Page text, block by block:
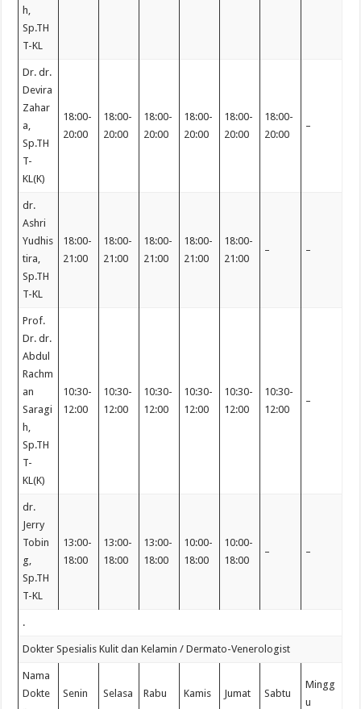
h,
Sp.TH
T-KL
Dr. dr.
Devira
Zahar
a,
Sp.TH
T-
KL(K)
18:00-
20:00
18:00-
20:00
18:00-
20:00
18:00-
20:00
18:00-
20:00
18:00-
20:00
–
dr.
Ashri
Yudhis
tira,
Sp.TH
T-KL
18:00-
21:00
18:00-
21:00
18:00-
21:00
18:00-
21:00
18:00-
21:00
– –
Prof.
Dr. dr.
Abdul
Rachm
an
Saragi
h,
Sp.TH
T-
KL(K)
10:30-
12:00
10:30-
12:00
10:30-
12:00
10:30-
12:00
10:30-
12:00
10:30-
12:00
–
dr.
Jerry
Tobin
g,
Sp.TH
T-KL
13:00-
18:00
13:00-
18:00
13:00-
18:00
10:00-
18:00
10:00-
18:00
– –
.
Dokter Spesialis Kulit dan Kelamin / Dermato-Venerologist
Nama
Dokte
Senin Selasa Rabu Kamis Jumat Sabtu
Mingg
u